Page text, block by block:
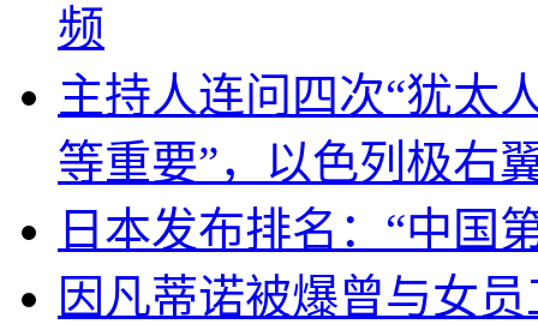
频
主持人连问四次“犹太
等重要”，以色列极右
日本发布排名：“中国
因凡蒂诺被爆曾与女